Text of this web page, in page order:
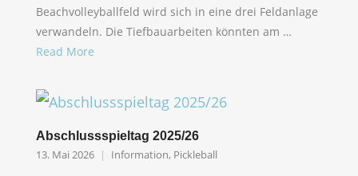
Beachvolleyballfeld wird sich in eine drei Feldanlage
verwandeln. Die Tiefbauarbeiten könnten am …
Read More
Abschlussspieltag 2025/26
13. Mai 2026 Information, Pickleball